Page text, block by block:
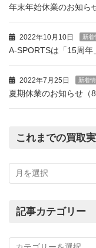
年末年始休業のお知ら
2022年10月10日 新着
A-SPORTSは「15周年
2022年7月25日 新着
夏期休業のお知らせ（
これまでの買取
ま
の記事カテゴリー